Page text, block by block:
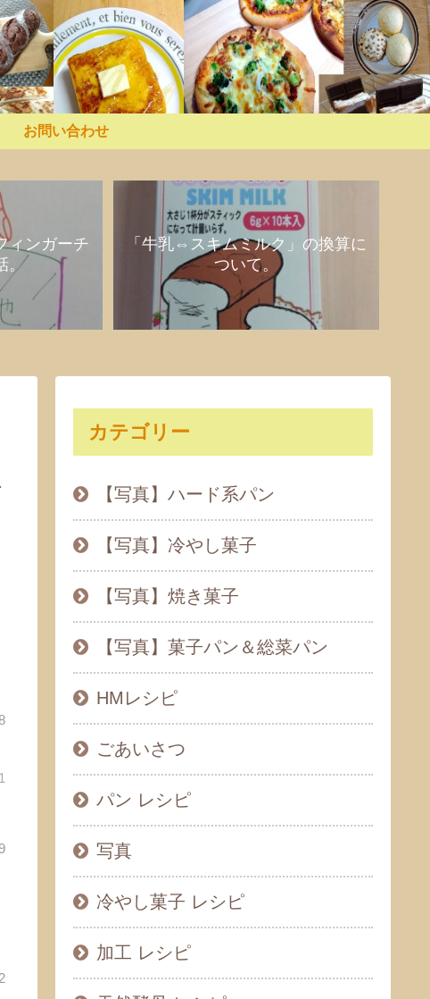
お問い合わせ
ィンガーチ
。
「牛乳⇔スキムミルク」の換算に
ついて。
カテゴリー
【写真】ハード系パン
【写真】冷やし菓子
【写真】焼き菓子
【写真】菓子パン＆総菜パン
HMレシピ
ごあいさつ
パン レシピ
写真
冷やし菓子 レシピ
加工 レシピ